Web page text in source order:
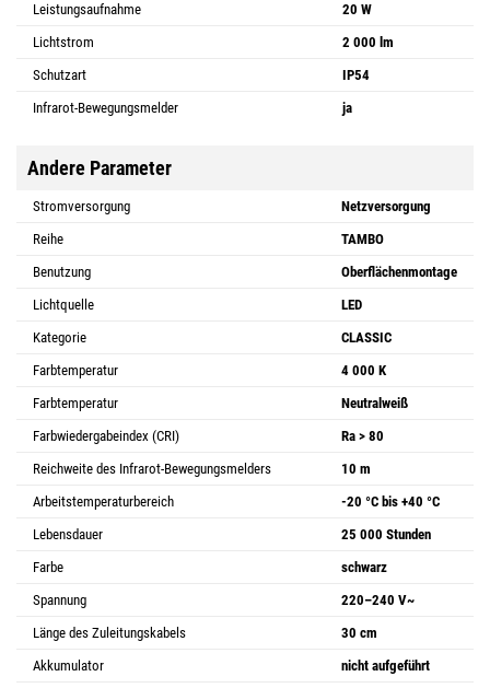
Leistungsaufnahme
20 W
Lichtstrom
2 000 lm
Schutzart
IP54
Infrarot-Bewegungsmelder
ja
Andere Parameter
Stromversorgung
Netzversorgung
Reihe
TAMBO
Benutzung
Oberflächenmontage
Lichtquelle
LED
Kategorie
CLASSIC
Farbtemperatur
4 000 K
Farbtemperatur
Neutralweiß
Farbwiedergabeindex (CRI)
Ra > 80
Reichweite des Infrarot-Bewegungsmelders
10 m
Arbeitstemperaturbereich
-20 °C bis +40 °C
Lebensdauer
25 000 Stunden
Farbe
schwarz
Spannung
220–240 V~
Länge des Zuleitungskabels
30 cm
Akkumulator
nicht aufgeführt